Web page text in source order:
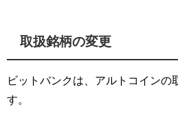
取扱銘柄の変更
ビットバンクは、アルトコインの
す。